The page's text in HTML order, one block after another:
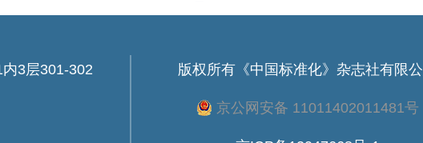
3层301-302
版权所有 《中国标准化》杂志社有限
京公网安备 11011402011481号